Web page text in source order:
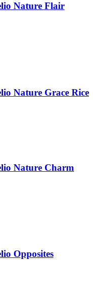
Nature Flair
Nature Grace Rice
Nature Charm
Opposites